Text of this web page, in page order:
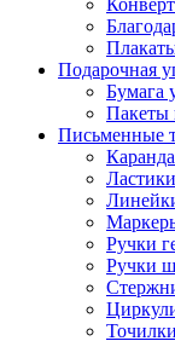
Подарочная
Бумага
Пакеты
Письменные
Ластики
Ручки
Ручки
Точилки